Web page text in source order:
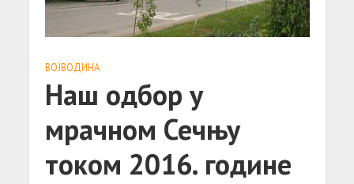
ВОЈВОДИНА
Наш одбор у
мрачном Сечњу
током 2016. године